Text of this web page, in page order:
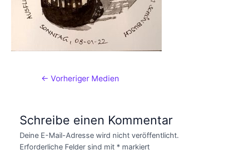
← Vorheriger Medien
Schreibe einen Kommentar
Deine E-Mail-Adresse wird nicht veröffentlicht.
Erforderliche Felder sind mit * markiert